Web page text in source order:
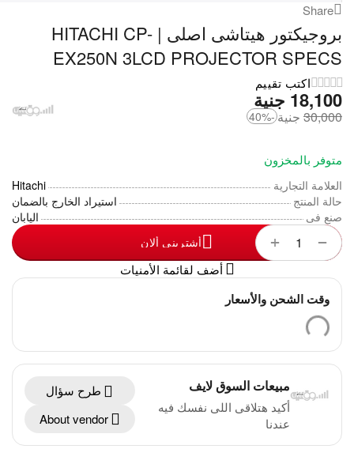
Share
بروجيكتور هيتاشى اصلى | HITACHI CP-
EX250N 3LCD PROJECTOR SPECS
اكتب تقييم
جنية 18,100
جنية 30,000
-40%
متوفر بالمخزون
العلامة التجارية
Hitachi
حالة المنتج
استيراد الخارج بالضمان
صنع فى
اليابان
+ − أشترينى ألان
أضف لقائمة الأمنيات
وقت الشحن والأسعار
مبيعات السوق لايف
أكيد هتلاقى اللى نفسك فيه
عندنا
طرح سؤال
About vendor